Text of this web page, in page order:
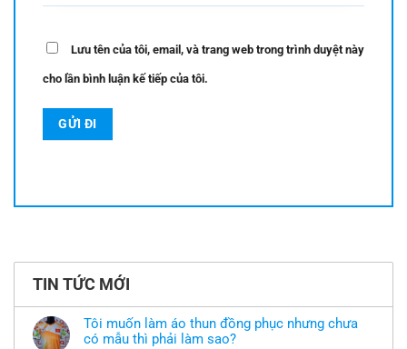
Lưu tên của tôi, email, và trang web trong trình duyệt này
cho lần bình luận kế tiếp của tôi.
TIN TỨC MỚI
Tôi muốn làm áo thun đồng phục nhưng chưa
có mẫu thì phải làm sao?